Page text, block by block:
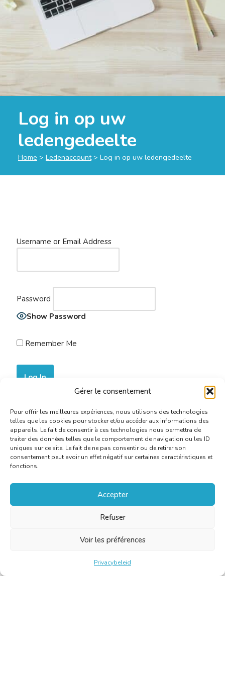
Gérer le consentement
Pour offrir les meilleures expériences, nous utilisons des technologies
telles que les cookies pour stocker et/ou accéder aux informations des
appareils. Le fait de consentir à ces technologies nous permettra de
traiter des données telles que le comportement de navigation ou les ID
uniques sur ce site. Le fait de ne pas consentir ou de retirer son
consentement peut avoir un effet négatif sur certaines caractéristiques et
fonctions.
Accepter
Refuser
Voir les préférences
Privacybeleid
Log in op uw
ledengedeelte
Home > Ledenaccount> Log in op uw ledengedeelte
Username or Email Address
Password
Show Password
Remember Me
Join Now|Lost Password?